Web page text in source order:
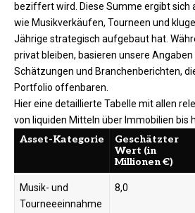
beziffert wird. Diese Summe ergibt sich
wie Musikverkäufen, Tourneen und
Jährige strategisch aufgebaut hat.
privat bleiben, basieren unsere
Schätzungen und Branchenberichten,
Portfolio offenbaren.
Hier eine detaillierte Tabelle mit allen
von liquiden Mitteln über Immobilien bis
Asset-Kategorie
Geschätzter
Wert (in
Millionen €)
Musik- und
Tourneeeinnahme
8,0